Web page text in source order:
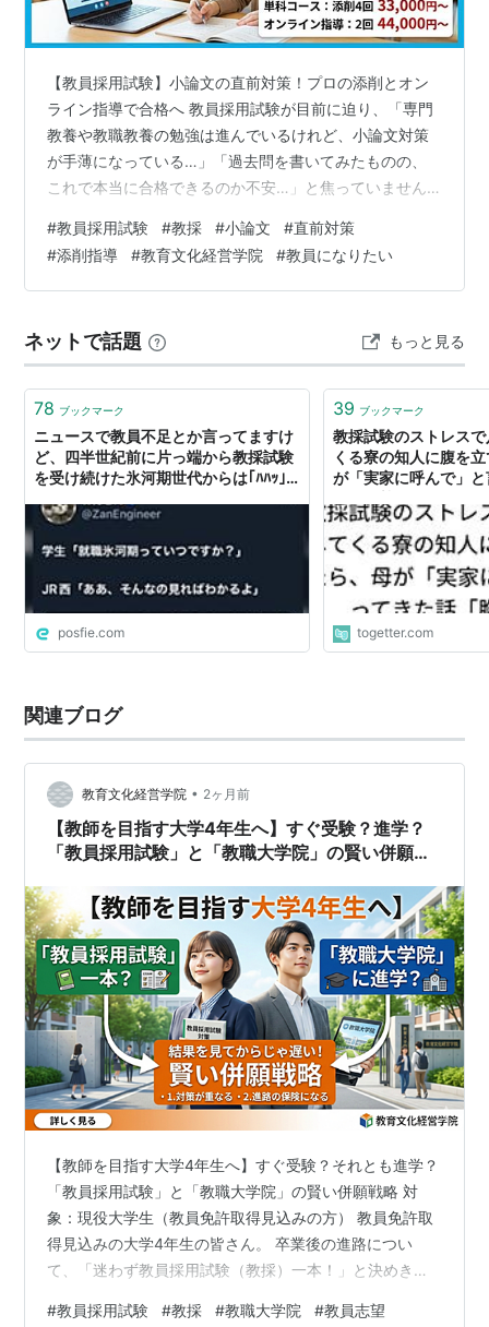
【教員採用試験】小論文の直前対策！プロの添削とオン
ライン指導で合格へ 教員採用試験が目前に迫り、「専門
教養や教職教養の勉強は進んでいるけれど、小論文対策
が手薄になっている…」「過去問を書いてみたものの、
これで本当に合格できるのか不安…」と焦っていません
や論理的思考力、そして「現場が求める教師像」に合致
しているかをアピールする非常に重要な試験です。 この
記事では、試験直前でも間に合う、プロによる確実な小
文、直前対策で差がつく理由 小論文は、ただ文章を上手
く書けば良いというものではありません。 自…
#教員採用試験 #教採 #小論文 #直前対策
#添削指導 #教育文化経営学院 #教員になりたい
ネットで話題 もっと見る
78 ブックマーク
ニュースで教員不足とか言ってますけ
ど、四半世紀前に片っ端から教採試験
を受け続けた氷河期世代からは｢ﾊﾊｯ｣
ますよ。ほんとに何だったの、あれ。
posfie.com
39 ブックマーク
教採試験のストレス
くる寮の知人に腹を
が「実家に呼んで」
togetter.com
関連ブログ
教育文化経営学院 • 2ヶ月前
【教師を目指す大学4年生へ】すぐ受験？進学？
「教員採用試験」と「教職大学院」の賢い併願戦
【教師を目指す大学4年生へ】すぐ受験？それとも進学？
「教員採用試験」と「教職大学院」の賢い併願戦略 対
象：現役大学生（教員免許取得見込みの方） 教員免許取
得見込みの大学4年生の皆さん。 卒業後の進路につい
て、「迷わず教員採用試験（教採）一本！」と決めきれ
ぐ担任を持って大丈夫かな…」 「もう少し力をつけてか
#教員採用試験 #教採 #教職大学院 #教員志望